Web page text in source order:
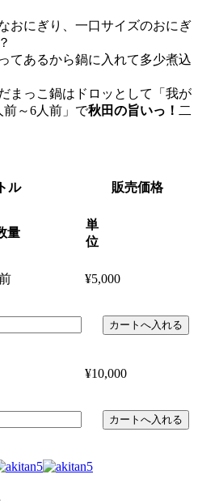
おにぎり、一口サイズのおにぎ
てあるから鍋に入れて多少煮込
まっこ鍋はドロッとして「我が
～6人前」で秋田の旨いっ！ 二
ル
販売価格
量
単
位
¥5,000
¥10,000